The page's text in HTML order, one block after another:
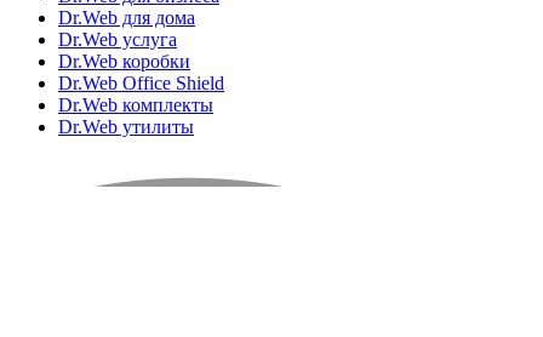
Dr.Web для дома
Dr.Web услуга
Dr.Web коробки
Dr.Web Office Shield
Dr.Web комплекты
Dr.Web утилиты